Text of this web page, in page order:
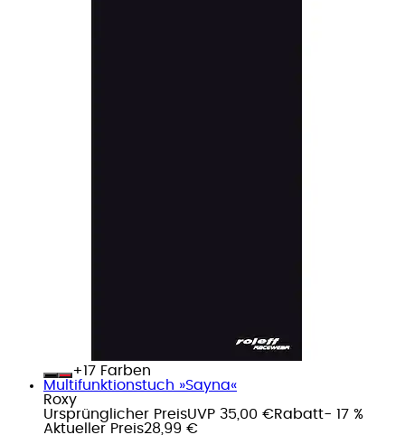
+
Farben
Multifunktionstuch »Sayna«
Roxy
Ursprünglicher PreisUVP 35,00 €Rabatt- 17 %
Aktueller Preis28,99 €